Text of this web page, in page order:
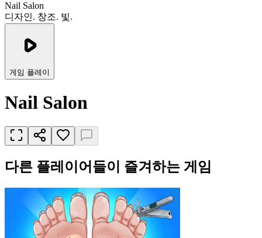
Nail Salon
디자인. 창조. 빛.
게임 플레이
Nail Salon
다른 플레이어들이 즐겨하는 게임